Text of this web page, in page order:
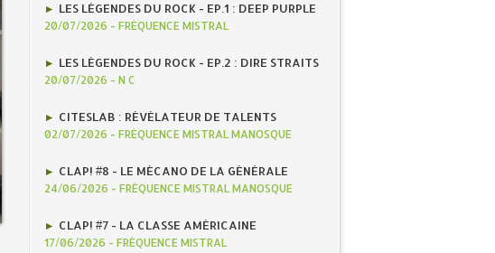
LES LÉGENDES DU ROCK - EP.1 : DEEP PURPLE
20/07/2026 - FRÉQUENCE MISTRAL
LES LÉGENDES DU ROCK - EP.2 : DIRE STRAITS
20/07/2026 - N C
CITESLAB : RÉVÉLATEUR DE TALENTS
02/07/2026 - FRÉQUENCE MISTRAL MANOSQUE
CLAP! #8 - LE MÉCANO DE LA GÉNÉRALE
24/06/2026 - FRÉQUENCE MISTRAL MANOSQUE
CLAP! #7 - LA CLASSE AMÉRICAINE
17/06/2026 - FRÉQUENCE MISTRAL